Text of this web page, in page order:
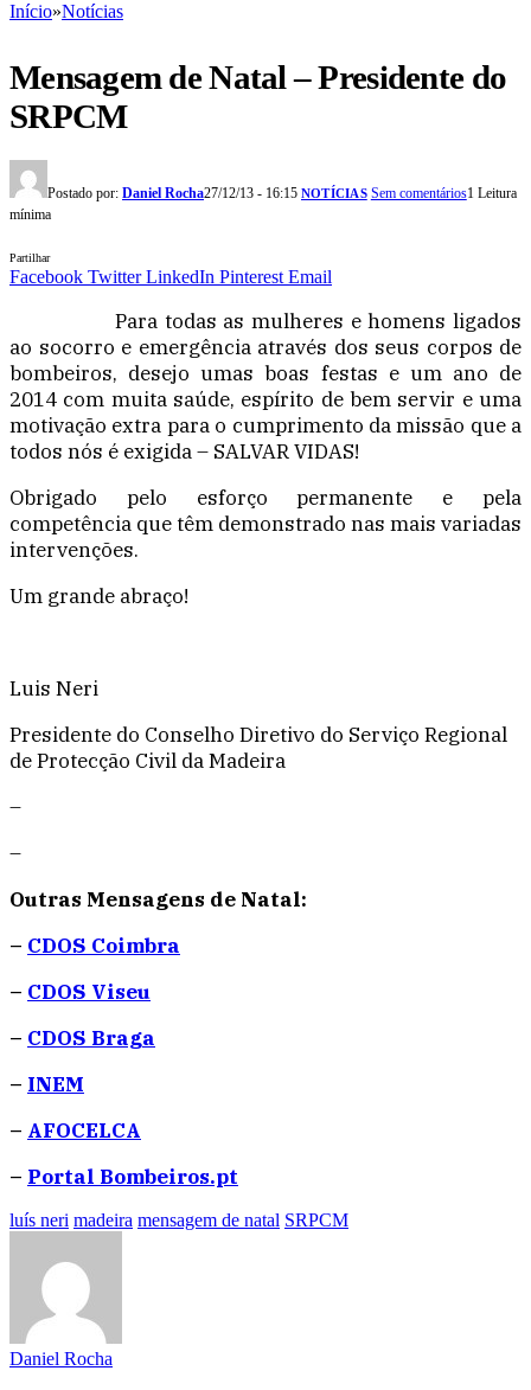
Início»Notícias
Mensagem de Natal – Presidente do
SRPCM
Postado por: Daniel Rocha27/12/13 - 16:15 NOTÍCIAS Sem comentários1 Leitura
mínima
Partilhar
Facebook Twitter LinkedIn Pinterest Email
Para todas as mulheres e homens ligados
ao socorro e emergência através dos seus corpos de
bombeiros, desejo umas boas festas e um ano de
2014 com muita saúde, espírito de bem servir e uma
motivação extra para o cumprimento da missão que a
todos nós é exigida – SALVAR VIDAS!
Obrigado pelo esforço permanente e pela
competência que têm demonstrado nas mais variadas
intervenções.
Um grande abraço!
Luis Neri
Presidente do Conselho Diretivo do Serviço Regional
de Protecção Civil da Madeira
–
–
Outras Mensagens de Natal:
– CDOS Coimbra
– CDOS Viseu
– CDOS Braga
– INEM
– AFOCELCA
– Portal Bombeiros.pt
luís neri madeira mensagem de natal SRPCM
Daniel Rocha